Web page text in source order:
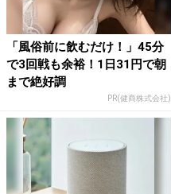
「風俗前に飲むだけ！」45分
で3回戦も余裕！1日31円で朝
まで絶好調
PR(健商株式会社)